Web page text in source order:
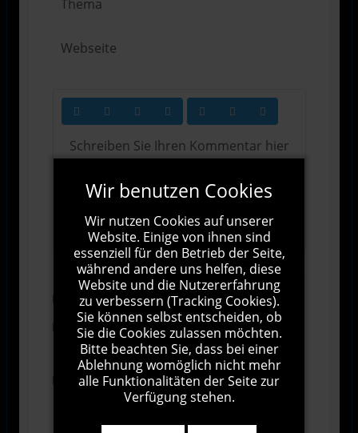
1000Zeichen übrig
Abonnieren
Ich stimme den Allgemeinen
Geschäftsbedingungen zu.
Ich bin damit einverstanden, dass diese Website
meine Daten über dieses Formular erhebt.
Wir benutzen Cookies
Wir nutzen Cookies auf unserer
Website. Einige von ihnen sind
essenziell für den Betrieb der Seite,
während andere uns helfen, diese
Website und die Nutzererfahrung
zu verbessern (Tracking Cookies).
Sie können selbst entscheiden, ob
Sie die Cookies zulassen möchten.
Bitte beachten Sie, dass bei einer
Ablehnung womöglich nicht mehr
alle Funktionalitäten der Seite zur
Verfügung stehen.